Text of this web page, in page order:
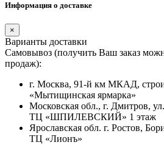
Информация о доставке
×
Варианты доставки
Самовывоз (получить Ваш заказ
продаж):
г. Москва, 91-й км МКАД,
«Мытищинская ярмарка»
Московская обл., г. Дмитров,
ТЦ «ШПИЛЕВСКИЙ» 1 этаж
Ярославская обл. г. Ростов,
ТЦ «Лионъ»